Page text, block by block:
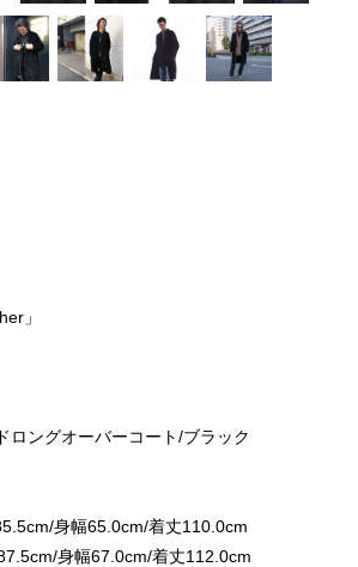
」
ロングオーバーコート/ブラック
身幅65.0cm/着丈110.0cm
身幅67.0cm/着丈112.0cm